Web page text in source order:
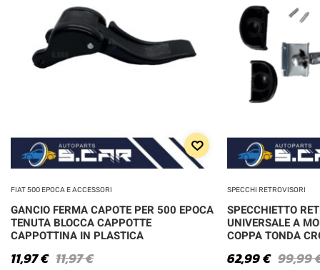
FIAT 500 EPOCA E ACCESSORI
GANCIO FERMA CAPOTE PER 500 EPOCA
TENUTA BLOCCA CAPPOTTE
CAPPOTTINA IN PLASTICA
11,97€
11,97€
SPECCHI RETROVISORI
SPECCHIETTO
UNIVERSALE A
COPPA TONDA
99,99
62,99€